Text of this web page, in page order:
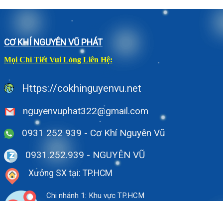
CƠ KHÍ NGUYÊN VŨ PHÁT
Mọi Chi Tiết Vui Lòng Liên Hệ:
Https://cokhinguyenvu.net
nguyenvuphat322@gmail.com
0931 252 939 - Cơ Khí Nguyên Vũ
0931.252.939 - NGUYÊN VŨ
Xưởng SX tại: TP.HCM
Chi nhánh 1: Khu vực TP.HCM